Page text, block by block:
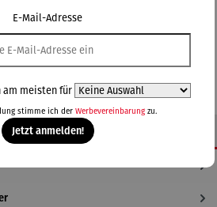
Warenkorb
E-Mail-Adresse
am meisten für
stimme ich der Werbevereinbarungzu.
Jetzt anmelden!